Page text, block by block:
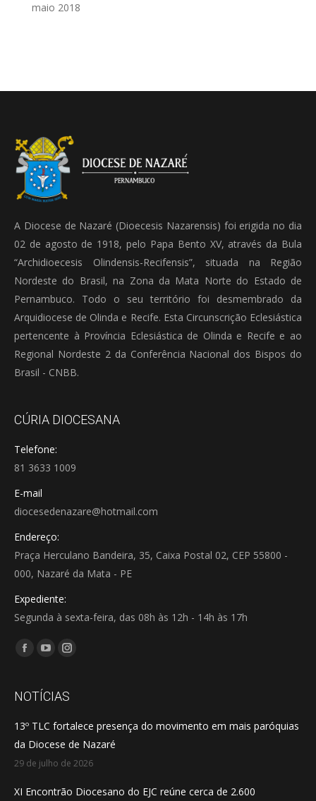
maio 2018
A Diocese de Nazaré (Dioecesis Nazarensis) foi erigida no dia
02 de agosto de 1918, pelo Papa Bento XV, através da Bula
“Archidioecesis Olindensis-Recifensis”, situada na Região
Nordeste do Brasil, na Zona da Mata Norte do Estado de
Pernambuco. Todo o seu território foi desmembrado da
Arquidiocese de Olinda e Recife. Esta Circunscrição Eclesiástica
pertencente à Província Eclesiástica de Olinda e Recife e ao
Regional Nordeste 2 da Conferência Nacional dos Bispos do
Brasil - CNBB.
CÚRIA DIOCESANA
Telefone:
81 3633 1009
E-mail
diocesedenazare@hotmail.com
Endereço:
Praça Herculano Bandeira, 35, Caixa Postal 02, CEP 55800 -
000, Nazaré da Mata - PE
Expediente:
Segunda à sexta-feira, das 08h às 12h - 14h às 17h
Encontre-nos em:
Facebook
opens
new
window
YouTube
opens
new
window
Instagram
opens
new
window
NOTÍCIAS
13º TLC fortalece presença do movimento em mais paróquias
da Diocese de Nazaré
29 de julho de 2026
XI Encontrão Diocesano do EJC reúne cerca de 2.600